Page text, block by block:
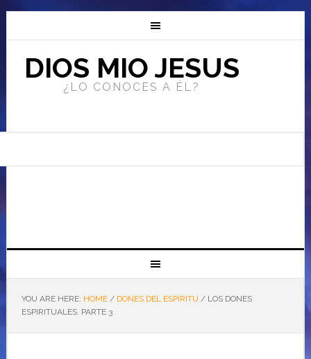
DIOS MIO JESUS
¿LO CONOCES A ÉL?
YOU ARE HERE: HOME / DONES DEL ESPÍRITU /LOS DONES
ESPIRITUALES. PARTE 3